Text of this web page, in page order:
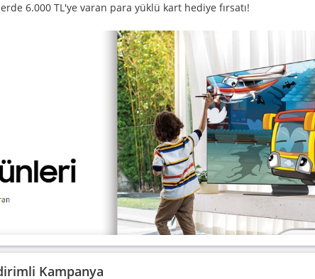
6.000 TL'ye varan para yüklü kart hediye fırsatı!
Kampanya